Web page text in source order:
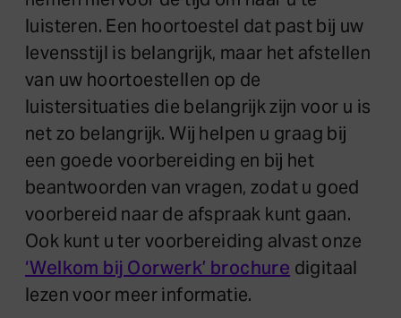
luisteren. Een hoortoestel dat past bij uw
levensstijl is belangrijk, maar het afstellen
van uw hoortoestellen op de
luistersituaties die belangrijk zijn voor u is
net zo belangrijk. Wij helpen u graag bij
een goede voorbereiding en bij het
beantwoorden van vragen, zodat u goed
voorbereid naar de afspraak kunt gaan.
Ook kunt u ter voorbereiding alvast onze
‘Welkom bij Oorwerk’ brochure digitaal
lezen voor meer informatie.